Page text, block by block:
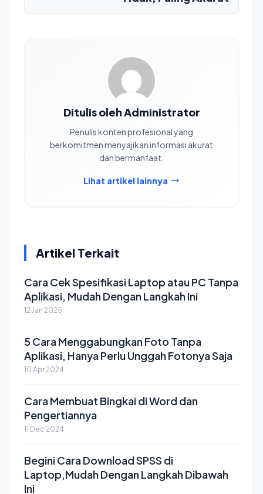
Ditulis oleh Administrator
Penulis konten profesional yang
berkomitmen menyajikan informasi akurat
dan bermanfaat.
Lihat artikel lainnya
Artikel Terkait
Cara Cek Spesifikasi Laptop atau PC Tanpa
Aplikasi, Mudah Dengan Langkah Ini
12 Jan 2025
5 Cara Menggabungkan Foto Tanpa
Aplikasi, Hanya Perlu Unggah Fotonya Saja
10 Apr 2024
Cara Membuat Bingkai di Word dan
Pengertiannya
11 Dec 2024
Begini Cara Download SPSS di
Laptop,Mudah Dengan Langkah Dibawah
Ini